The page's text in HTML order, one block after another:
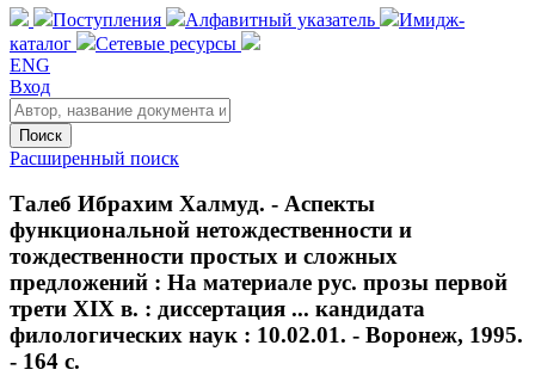
Поступления Алфавитный указатель
Имидж-
каталог
Сетевые ресурсы
ENG
Вход
Поиск
Расширенный поиск
Талеб Ибрахим Халмуд. - Аспекты
функциональной нетождественности и
тождественности простых и сложных
предложений : На материале рус. прозы первой
трети ХIХ в. : диссертация ... кандидата
филологических наук : 10.02.01. - Воронеж, 1995.
- 164 с.